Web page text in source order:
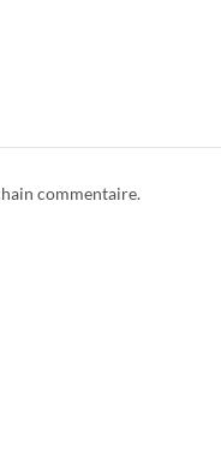
commentaire.